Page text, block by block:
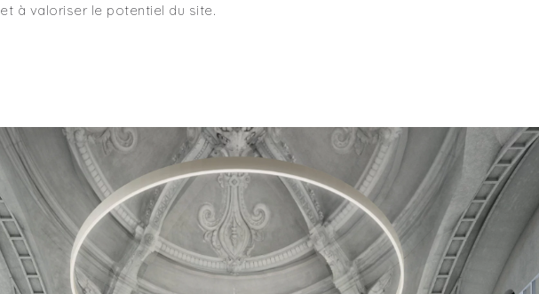
et à valoriser le potentiel du site.